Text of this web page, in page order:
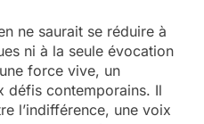
ne saurait se réduire à
ni à la seule évocation
force vive, un
défis contemporains. Il
l’indifférence, une voix